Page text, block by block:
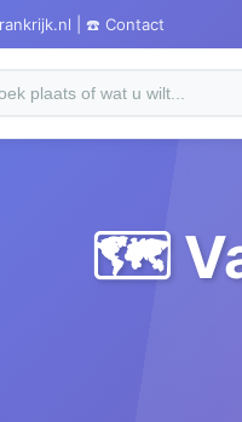
| ☎️ Contact
🗺️